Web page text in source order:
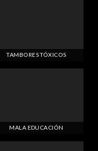
TAMBORES TÓXICOS
MALA EDUCACIÓN